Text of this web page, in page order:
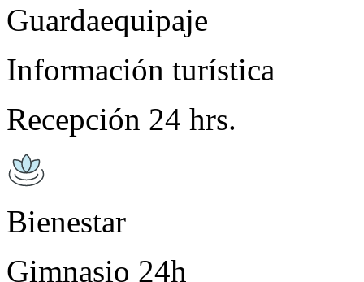
Guardaequipaje
Información turística
Recepción 24 hrs.
Bienestar
Gimnasio 24h